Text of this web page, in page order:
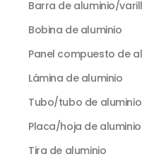
Barra de aluminio/
Bobina de aluminio
Panel compuesto de
Lámina de aluminio
Tubo/tubo de aluminio
Placa/hoja de aluminio
Tira de aluminio